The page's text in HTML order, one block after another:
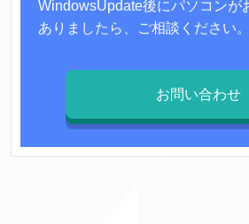
WindowsUpdate後にパソコンが
ありましたら、ご相談ください。
お問い合わせ